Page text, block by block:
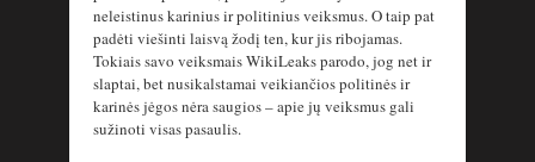
neleistinus karinius ir politinius veiksmus. O taip pat
padėti viešinti laisvą žodį ten, kur jis ribojamas.
Tokiais savo veiksmais WikiLeaks parodo, jog net ir
slaptai, bet nusikalstamai veikiančios politinės ir
karinės jėgos nėra saugios – apie jų veiksmus gali
sužinoti visas pasaulis.